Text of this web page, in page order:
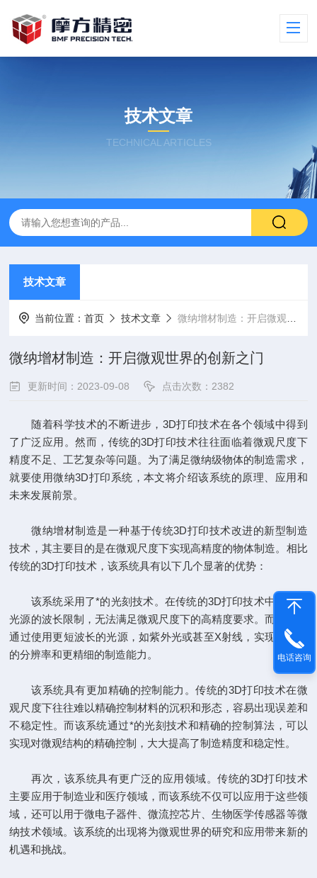
技术文章
TECHNICAL ARTICLES
技术文章
当前位置：首页 技术文章 微纳增材制造：开启微观世界的创新之门
微纳增材制造：开启微观世界的创新之门
更新时间：2023-09-08 点击次数：2382
随着科学技术的不断进步，3D打印技术在各个领域中得到
了广泛应用。然而，传统的3D打印技术往往面临着微观尺度下
精度不足、工艺复杂等问题。为了满足微纳级物体的制造需求，
就要使用微纳3D打印系统，本文将介绍该系统的原理、应用和
未来发展前景。
微纳增材制造是一种基于传统3D打印技术改进的新型制造
技术，其主要目的是在微观尺度下实现高精度的物体制造。相比
传统的3D打印技术，该系统具有以下几个显著的优势：
该系统采用了*的光刻技术。在传统的3D打印技术中，由于
光源的波长限制，无法满足微观尺度下的高精度要求。而该系统
通过使用更短波长的光源，如紫外光或甚至X射线，实现了更高
的分辨率和更精细的制造能力。
该系统具有更加精确的控制能力。传统的3D打印技术在微
观尺度下往往难以精确控制材料的沉积和形态，容易出现误差和
不稳定性。而该系统通过*的光刻技术和精确的控制算法，可以
实现对微观结构的精确控制，大大提高了制造精度和稳定性。
再次，该系统具有更广泛的应用领域。传统的3D打印技术
主要应用于制造业和医疗领域，而该系统不仅可以应用于这些领
域，还可以用于微电子器件、微流控芯片、生物医学传感器等微
纳技术领域。该系统的出现将为微观世界的研究和应用带来新的
机遇和挑战。
电话咨询